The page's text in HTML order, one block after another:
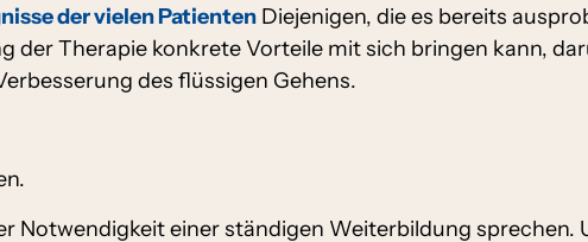
der vielen Patienten Diejenigen, die es bereits
der Therapie konkrete Vorteile mit sich bringen kann,
des flüssigen Gehens.
Notwendigkeit einer ständigen Weiterbildung sprechen.